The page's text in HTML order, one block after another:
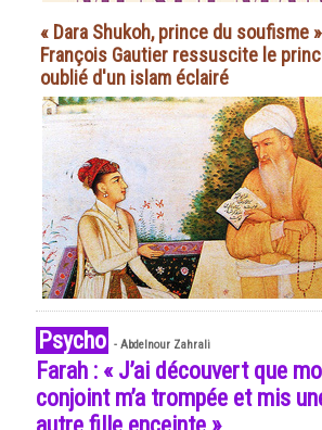
« Dara Shukoh, prince du soufisme
François Gautier ressuscite le
oublié d'un islam éclairé
Psycho - Abdelnour Zahrali
Farah : « J’ai découvert que
conjoint m’a trompée et mis